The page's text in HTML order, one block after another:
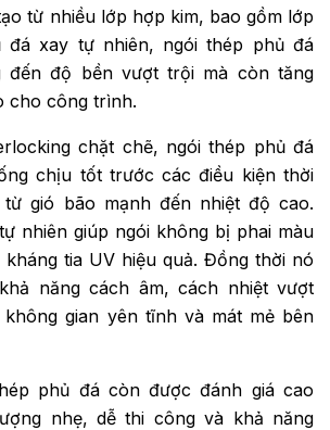
từ nhiều lớp hợp kim, bao gồm lớp
đá xay tự nhiên, ngói thép phủ đá
đến độ bền vượt trội mà còn tăng
cho công trình.
chặt chẽ, ngói thép phủ đá
chịu tốt trước các điều kiện thời
từ gió bão mạnh đến nhiệt độ cao.
nhiên giúp ngói không bị phai màu
tia UV hiệu quả. Đồng thời nó
năng cách âm, cách nhiệt vượt
gian yên tĩnh và mát mẻ bên
phủ đá còn được đánh giá cao
nhẹ, dễ thi công và khả năng